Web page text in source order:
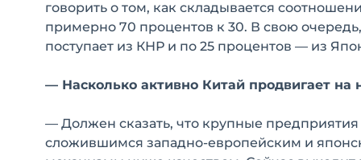
говорить о том, как складывается
примерно 70 процентов к 30. В свою
поступает из КНР и по 25 процентов — из
— Насколько активно Китай продвигает
— Должен сказать, что крупные
сложившимся западно-европейским и